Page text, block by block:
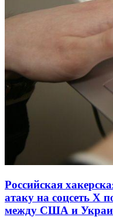
Российская
атаку на соцсеть Х
между США и